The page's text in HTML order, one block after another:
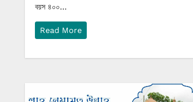
বয়স ৪০০…
Read More